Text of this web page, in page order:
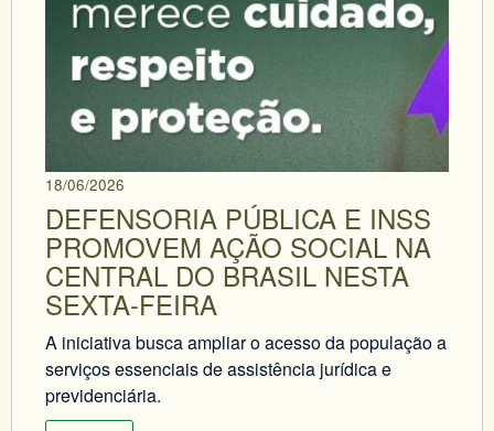
18/06/2026
DEFENSORIA PÚBLICA E INSS
PROMOVEM AÇÃO SOCIAL NA
CENTRAL DO BRASIL NESTA
SEXTA-FEIRA
A iniciativa busca ampliar o acesso da população a
serviços essenciais de assistência jurídica e
previdenciária.